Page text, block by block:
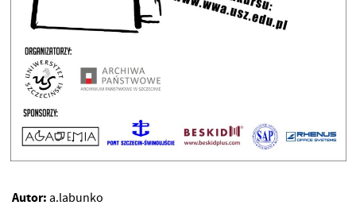
Autor: a.labunko